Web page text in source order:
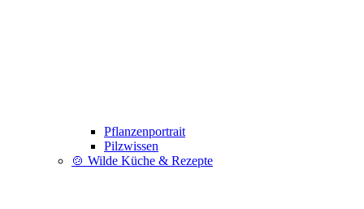
Pflanzenportrait
Pilzwissen
🍲 Wilde Küche & Rezepte